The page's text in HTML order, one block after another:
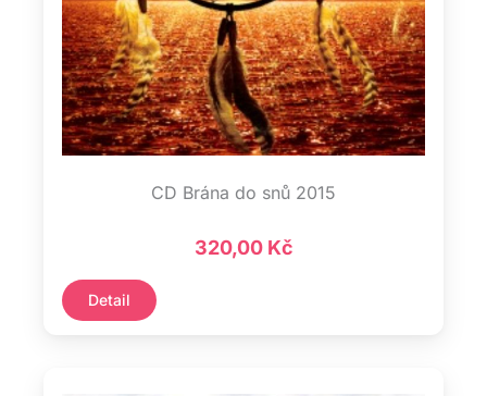
DVD 0
Nášivky 0
Osuška 0
Ručník 0
Tašky 0
CD Brána do snů 2015
320,00 Kč
Detail